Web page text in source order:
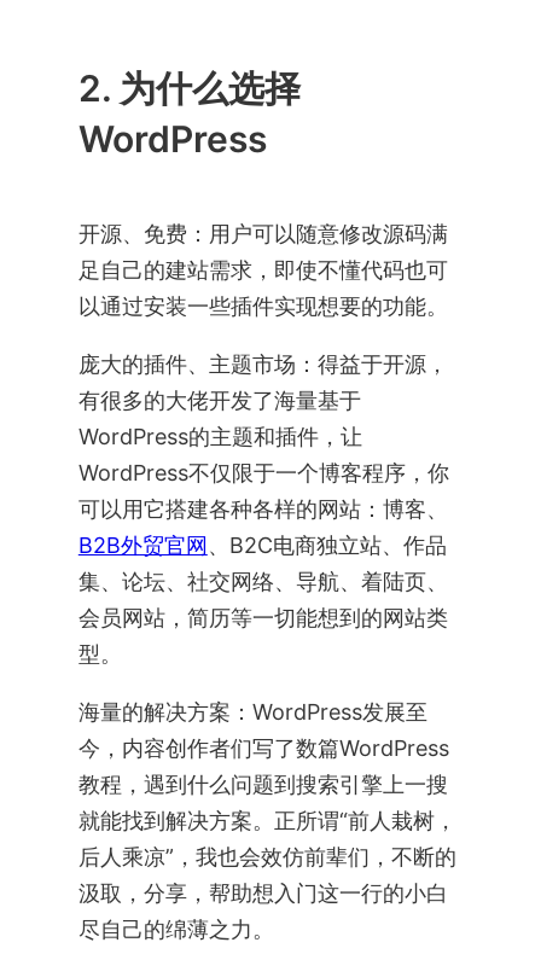
2. 为什么选择
WordPress
开源、免费：用户可以随意修改源码满
足自己的建站需求，即使不懂代码也可
以通过安装一些插件实现想要的功能。
庞大的插件、主题市场：得益于开源，
有很多的大佬开发了海量基于
WordPress的主题和插件，让
WordPress不仅限于一个博客程序，你
可以用它搭建各种各样的网站：博客、
B2B外贸官网 、B2C电商独立站、作品
集、论坛、社交网络、导航、着陆页、
会员网站，简历等一切能想到的网站类
型。
海量的解决方案：WordPress发展至
今，内容创作者们写了数篇WordPress
教程，遇到什么问题到搜索引擎上一搜
就能找到解决方案。正所谓“前人栽树，
后人乘凉”，我也会效仿前辈们，不断的
汲取，分享，帮助想入门这一行的小白
尽自己的绵薄之力。